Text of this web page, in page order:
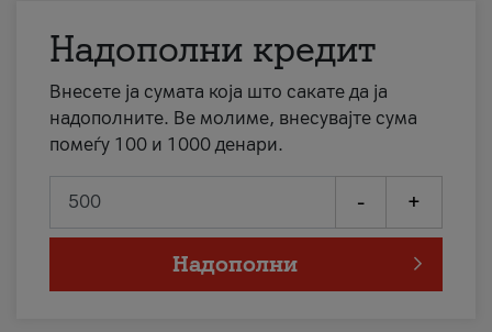
Надополни кредит
Внесете ја сумата која што сакате да ја
надополните. Ве молиме, внесувајте сума
помеѓу 100 и 1000 денари.
- +
Надополни